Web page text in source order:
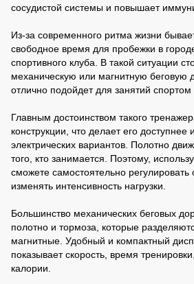
сосудистой системы и повышает
Из-за современного ритма жизни
свободное время для пробежки в
спортивного клуба. В такой ситуации
механическую или магнитную беговую
отлично подойдет для занятий спортом
Главным достоинством такого
конструкции, что делает его доступнее
электрических вариантов. Полотно
того, кто занимается. Поэтому,
сможете самостоятельно регулировать
изменять интенсивность нагрузки.
Большинство механических беговых
полотно и тормоза, которые
магнитные. Удобный и компактный
показывает скорость, время
калории.